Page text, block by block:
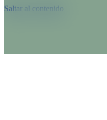
Saltar al contenido